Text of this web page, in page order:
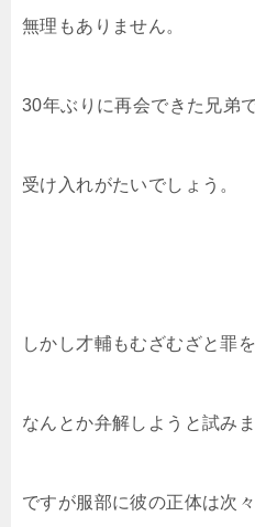
無理もありません。
30年ぶりに再会できた兄弟
受け入れがたいでしょう。
しかし才輔もむざむざと罪
なんとか弁解しようと試みま
ですが服部に彼の正体は次